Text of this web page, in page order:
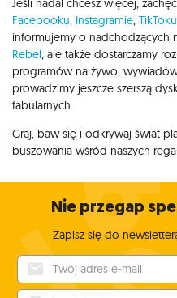
Facebooku Instagramie TikToku
informujemy o nadchodzących
Rebel , ale także dostarczamy
programów na żywo,
prowadzimy jeszcze szerszą
fabularnych.
Graj, baw się i odkrywaj świat
buszowania wśród naszych
Nie przegap
Zapisz się do